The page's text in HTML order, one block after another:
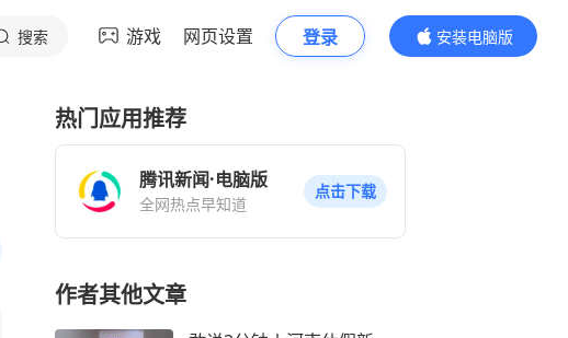
搜索 游戏 网页设置 登录
安装电脑版
内容更精彩
热门应用推荐
腾讯新闻·电脑版
全网热点早知道
点击下载
作者其他文章